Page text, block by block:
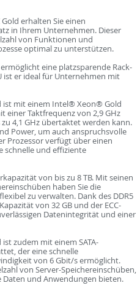
erhalten Sie einen
in Ihrem Unternehmen. Dieser
von Funktionen und
optimal zu unterstützen.
eine platzsparende Rack-
ist er ideal für Unternehmen mit
ist mit einem Intel® Xeon® Gold
einer Taktfrequenz von 2,9 GHz
4,1 GHz übertaktet werden kann.
Power, um auch anspruchsvolle
Prozessor verfügt über einen
schnelle und effiziente
von bis zu 8 TB. Mit seinen
haben Sie die
zu verwalten. Dank des DDR5
von 32 GB und der ECC-
Datenintegrität und einer
ist zudem mit einem SATA-
der eine schnelle
von 6 Gbit/s ermöglicht.
von Server-Speichereinschüben,
und Anwendungen bieten.